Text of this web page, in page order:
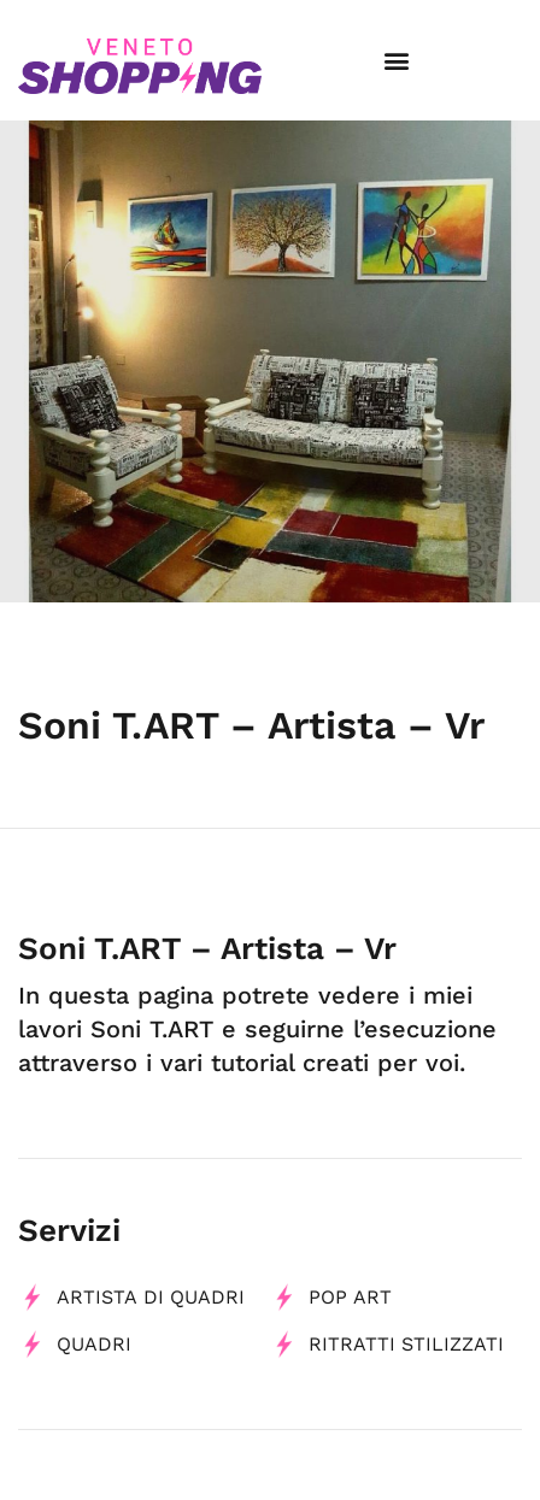
Soni T.ART – Artista – Vr
Soni T.ART – Artista – Vr
In questa pagina potrete vedere i miei
lavori Soni T.ART e seguirne l’esecuzione
attraverso i vari tutorial creati per voi.
Servizi
ARTISTA DI QUADRI POP ART
QUADRI RITRATTI STILIZZATI